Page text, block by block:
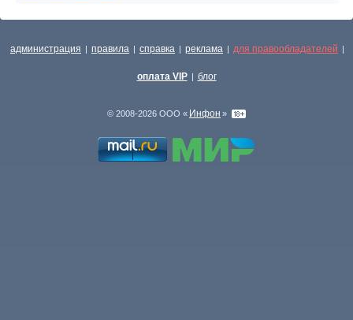
администрация | правила | справка | реклама | для правообладателей |
оплата VIP | блог
© 2008-2026 ООО « Инфон »